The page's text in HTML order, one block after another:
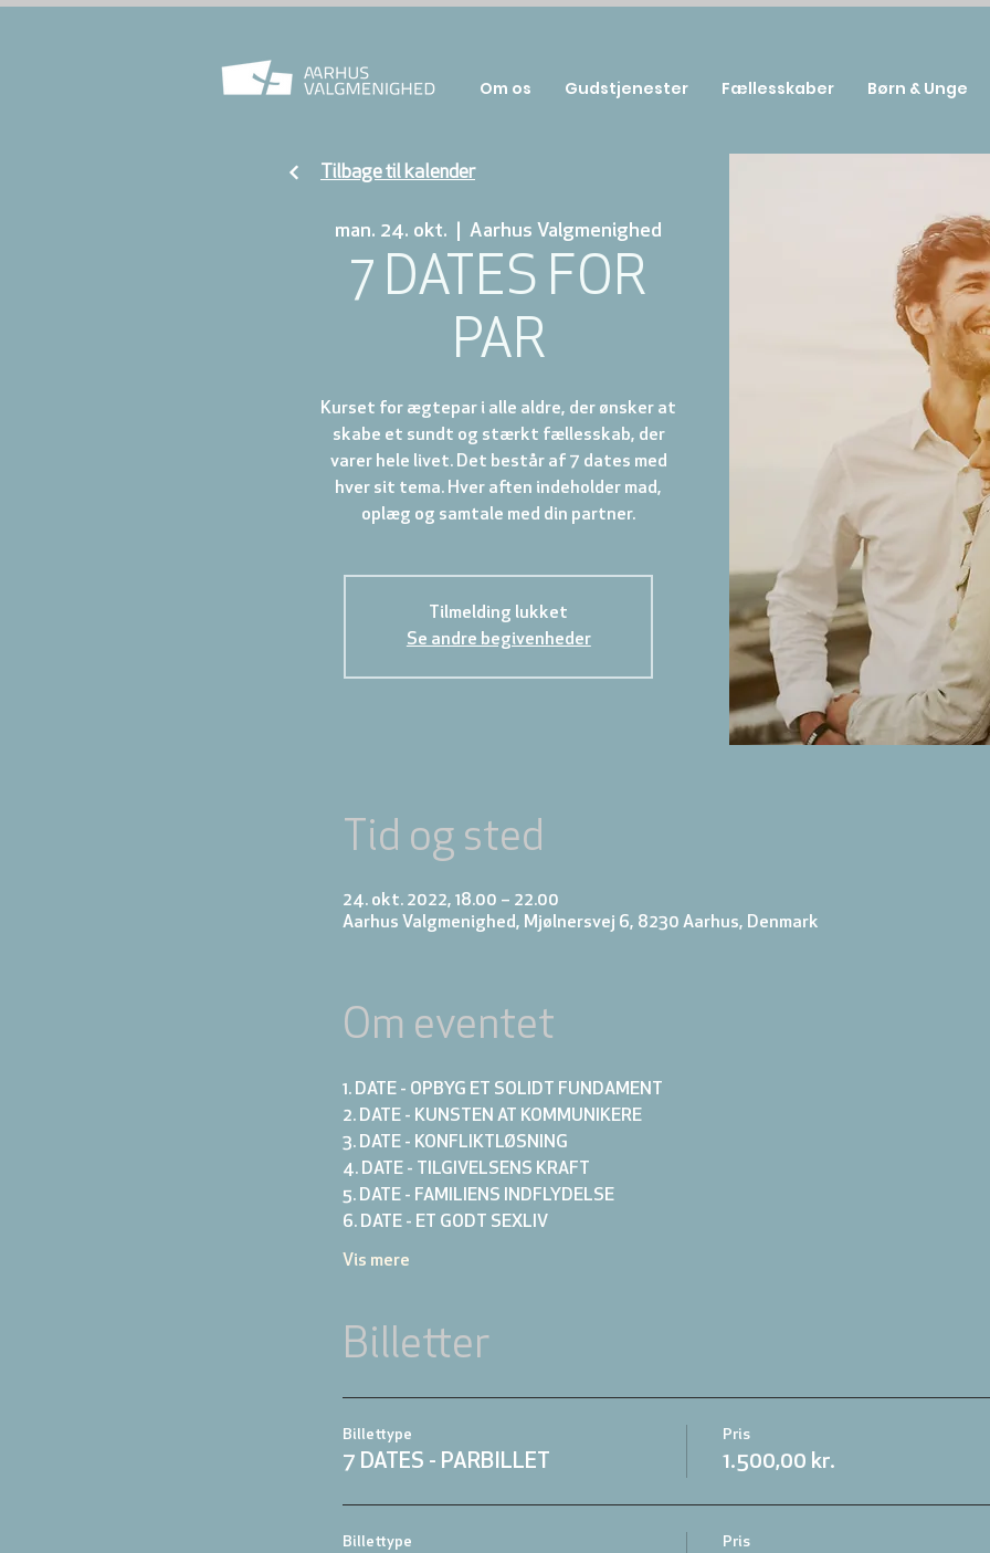
man. 24. okt.
  |
Aarhus Valgmenighed
7 DATES FOR
PAR
Kurset for ægtepar i alle aldre, der ønsker at
skabe et sundt og stærkt fællesskab, der
varer hele livet. Det består af 7 dates med
hver sit tema. Hver aften indeholder mad,
oplæg og samtale med din partner.
Tilmelding lukket
Se andre begivenheder
Tid og sted
24. okt. 2022, 18.00 – 22.00
Aarhus Valgmenighed, Mjølnersvej 6, 8230 Aarhus, Denmark
Om eventet
1. DATE - OPBYG ET SOLIDT FUNDAMENT
2. DATE - KUNSTEN AT KOMMUNIKERE
3. DATE - KONFLIKTLØSNING
4. DATE - TILGIVELSENS KRAFT
5. DATE - FAMILIENS INDFLYDELSE
6. DATE - ET GODT SEXLIV
Vis mere
Billetter
Billettype
7 DATES - PARBILLET
Pris
1.500,00 kr.
Billettype Pris
Tilbage til kalender
Om os Gudstjenester Fællesskaber Børn & Unge